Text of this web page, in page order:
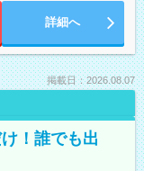
詳細へ
掲載日：2026.08.07
！誰でも出